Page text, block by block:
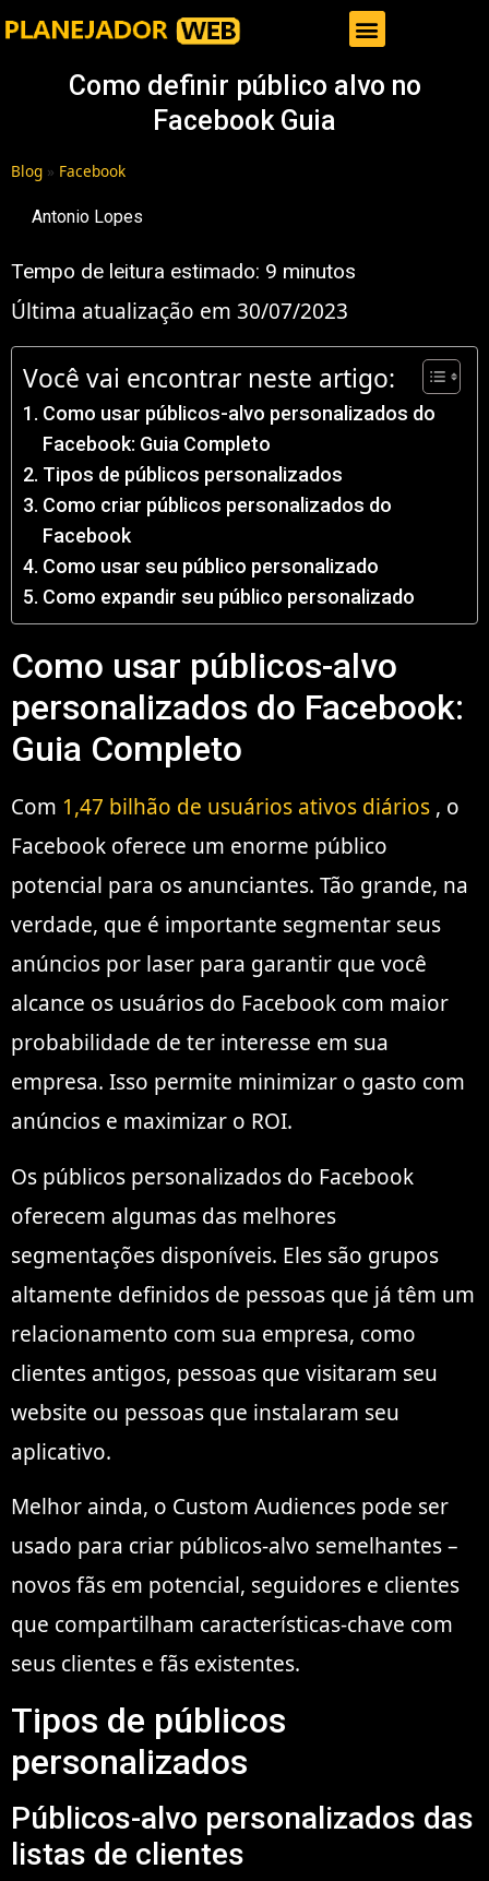
Como definir público alvo no
Facebook Guia
Blog » Facebook
Antonio Lopes
Tempo de leitura estimado: 9 minutos
Última atualização em 30/07/2023
Você vai encontrar neste artigo:
Como usar públicos-alvo personalizados do
Facebook: Guia Completo
Tipos de públicos personalizados
Como criar públicos personalizados do
Facebook
Como usar seu público personalizado
Como expandir seu público personalizado
Como usar públicos-alvo
personalizados do Facebook:
Guia Completo
Com 1,47 bilhão de usuários ativos diários , o
Facebook oferece um enorme público
potencial para os anunciantes. Tão grande, na
verdade, que é importante segmentar seus
anúncios por laser para garantir que você
alcance os usuários do Facebook com maior
probabilidade de ter interesse em sua
empresa. Isso permite minimizar o gasto com
anúncios e maximizar o ROI.
Os públicos personalizados do Facebook
oferecem algumas das melhores
segmentações disponíveis. Eles são grupos
altamente definidos de pessoas que já têm um
relacionamento com sua empresa, como
clientes antigos, pessoas que visitaram seu
website ou pessoas que instalaram seu
aplicativo.
Melhor ainda, o Custom Audiences pode ser
usado para criar públicos-alvo semelhantes –
novos fãs em potencial, seguidores e clientes
que compartilham características-chave com
seus clientes e fãs existentes.
Tipos de públicos
personalizados
Públicos-alvo personalizados das
listas de clientes